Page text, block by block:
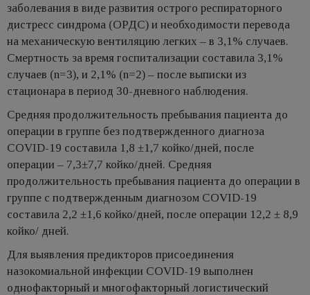
заболевания в виде развития острого респираторного
дистресс синдрома (ОРДС) и необходимости перевода
на механическую вентиляцию легких – в 3,1% случаев.
Смертность за время госпитализации составила 3,1%
случаев (n=3), и 2,1% (n=2) – после выписки из
стационара в период 30-дневного наблюдения.
Средняя продолжительность пребывания пациента до
операции в группе без подтвержденного диагноза
COVID-19 составила 1,8 ±1,7 койко/дней, после
операции – 7,3±7,7 койко/дней. Средняя
продолжительность пребывания пациента до операции в
группе с подтвержденным диагнозом COVID-19
составила 2,2 ±1,6 койко/дней, после операции 12,2 ± 8,9
койко/ дней.
Для выявления предикторов присоединения
назокомиальной инфекции COVID-19 выполнен
однофакторный и многофакторный логистический